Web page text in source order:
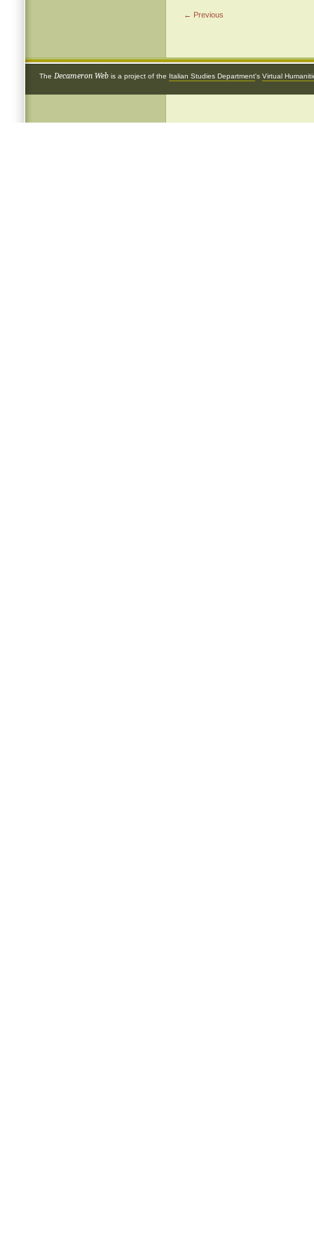
← Previous
The Decameron Web is a project of the Italian Studies Department's Virtual